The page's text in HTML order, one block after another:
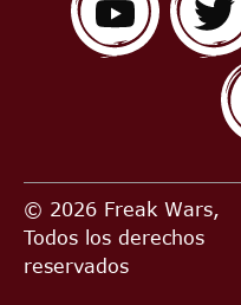
© 2026 Freak Wars,
Todos los derechos
reservados